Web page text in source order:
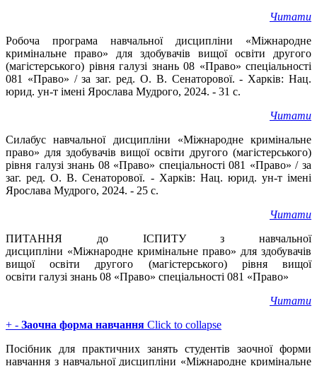
Читати
Робоча програма навчальної дисципліни «Міжнародне
кримінальне право» для здобувачів вищої освіти другого
(магістерського) рівня галузі знань 08 «Право» спеціальності
081 «Право» / за заг. ред. О. В. Сенаторової. - Харків: Нац.
юрид. ун-т імені Ярослава Мудрого, 2024. - 31 с.
Читати
Силабус навчальної дисципліни «Міжнародне кримінальне
право» для здобувачів вищої освіти другого (магістерського)
рівня галузі знань 08 «Право» спеціальності 081 «Право» / за
заг. ред. О. В. Сенаторової. - Харків: Нац. юрид. ун-т імені
Ярослава Мудрого, 2024. - 25 с.
Читати
ПИТАННЯ до ІСПИТУ з навчальної
дисципліни «Міжнародне кримінальне право» для здобувачів
вищої освіти другого (магістерського) рівня вищої
освіти галузі знань 08 «Право» спеціальності 081 «Право»
Читати
+ - Заочна форма навчання Click to collapse
Посібник для практичних занять студентів заочної форми
навчання з навчальної дисципліни «Міжнародне кримінальне